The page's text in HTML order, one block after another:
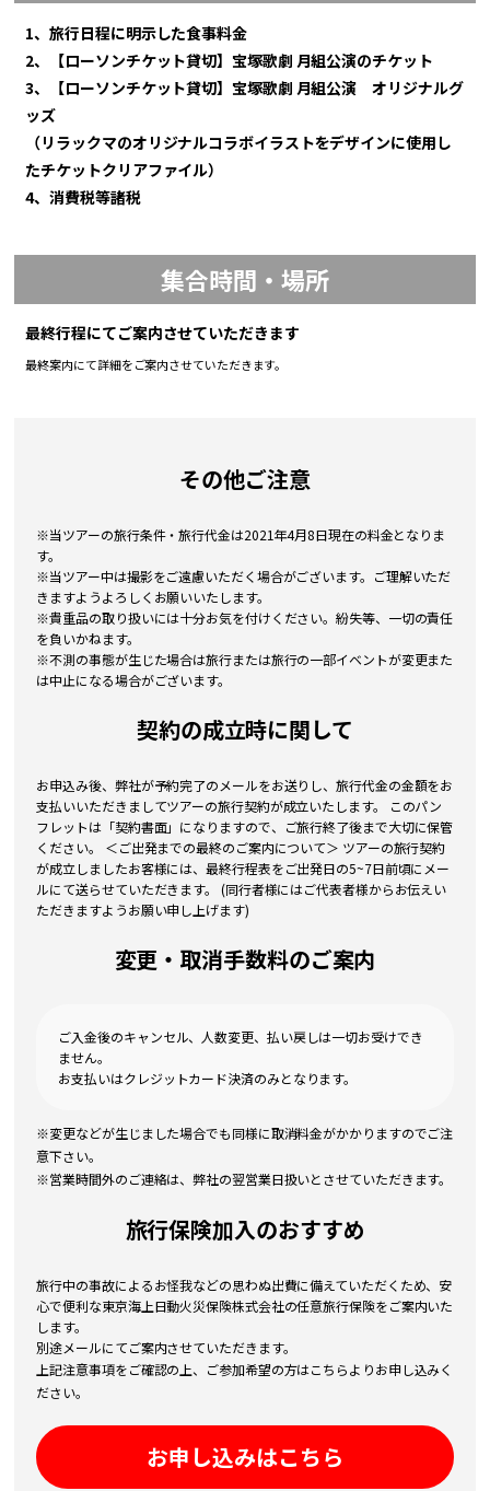
1、旅行日程に明示した食事料金
2、【ローソンチケット貸切】宝塚歌劇 月組公演のチケット
3、【ローソンチケット貸切】宝塚歌劇 月組公演 オリジナルグ
ッズ
（リラックマのオリジナルコラボイラストをデザインに使用し
たチケットクリアファイル）
4、消費税等諸税
集合時間・場所
最終行程にてご案内させていただきます
最終案内にて詳細をご案内させていただきます。
その他ご注意
※当ツアーの旅行条件・旅行代金は2021年4月8日現在の料金となりま
す。
※当ツアー中は撮影をご遠慮いただく場合がございます。ご理解いただ
きますようよろしくお願いいたします。
※貴重品の取り扱いには十分お気を付けください。紛失等、一切の責任
を負いかねます。
※不測の事態が生じた場合は旅行または旅行の一部イベントが変更また
は中止になる場合がございます。
契約の成立時に関して
お申込み後、弊社が予約完了のメールをお送りし、旅行代金の金額をお
支払いいただきましてツアーの旅行契約が成立いたします。 このパン
フレットは「契約書面」になりますので、ご旅行終了後まで大切に保管
ください。 ＜ご出発までの最終のご案内について＞ ツアーの旅行契約
が成立しましたお客様には、最終行程表をご出発日の5~7日前頃にメー
ルにて送らせていただきます。 (同行者様にはご代表者様からお伝えい
ただきますようお願い申し上げます)
変更・取消手数料のご案内
ご入金後のキャンセル、人数変更、払い戻しは一切お受けでき
ません。
お支払いはクレジットカード決済のみとなります。
※変更などが生じました場合でも同様に取消料金がかかりますのでご注
意下さい。
※営業時間外のご連絡は、弊社の翌営業日扱いとさせていただきます。
旅行保険加入のおすすめ
旅行中の事故によるお怪我などの思わぬ出費に備えていただくため、安
心で便利な東京海上日動火災保険株式会社の任意旅行保険をご案内いた
します。
別途メールにてご案内させていただきます。
上記注意事項をご確認の上、ご参加希望の方はこちらよりお申し込みく
ださい。
お申し込みはこちら